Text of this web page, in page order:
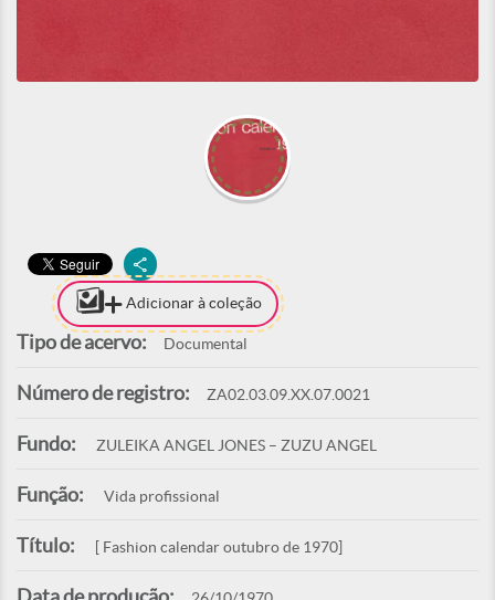
Adicionar à coleção
Tipo de acervo: Documental
Número de registro: ZA02.03.09.XX.07.0021
Fundo: ZULEIKA ANGEL JONES – ZUZU ANGEL
Função: Vida profissional
Título: [ Fashion calendar outubro de 1970]